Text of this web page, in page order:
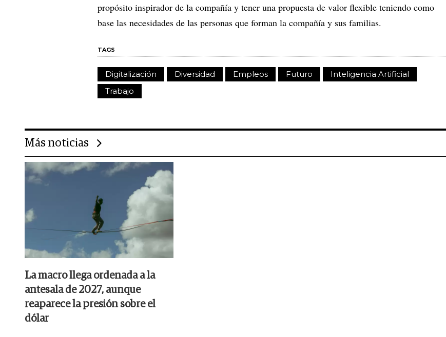
propósito inspirador de la compañía y tener una propuesta de valor flexible teniendo como
base las necesidades de las personas que forman la compañía y sus familias.
TAGS
Digitalización Diversidad Empleos Futuro
Inteligencia Artificial
Trabajo
Más noticias
La macro llega ordenada a la
antesala de 2027, aunque
reaparece la presión sobre el
dólar